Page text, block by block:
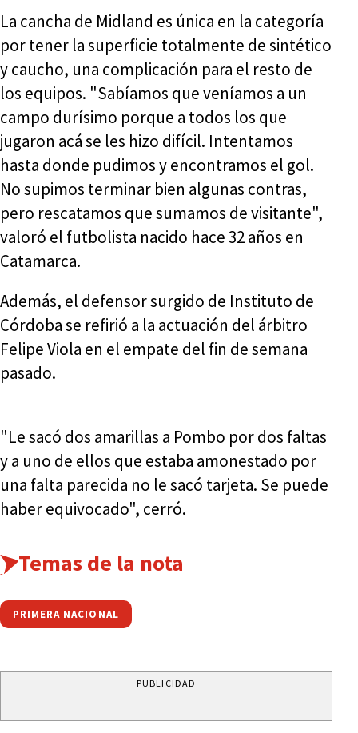
La cancha de Midland es única en la categoría
por tener la superficie totalmente de sintético
y caucho, una complicación para el resto de
los equipos. "Sabíamos que veníamos a un
campo durísimo porque a todos los que
jugaron acá se les hizo difícil. Intentamos
hasta donde pudimos y encontramos el gol.
No supimos terminar bien algunas contras,
pero rescatamos que sumamos de visitante",
valoró el futbolista nacido hace 32 años en
Catamarca.
Además, el defensor surgido de Instituto de
Córdoba se refirió a la actuación del árbitro
Felipe Viola en el empate del fin de semana
pasado.
"Le sacó dos amarillas a Pombo por dos faltas
y a uno de ellos que estaba amonestado por
una falta parecida no le sacó tarjeta. Se puede
haber equivocado", cerró.
Temas de la nota
PRIMERA NACIONAL
PUBLICIDAD